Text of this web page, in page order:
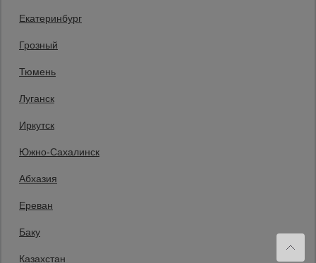
Екатеринбург
Грозный
Тюмень
Луганск
Иркутск
Южно-Сахалинск
Абхазия
Ереван
Баку
Казахстан
+7 (812) 209-69-00
Заказать звонок
Пн-Пт: с 9:00 до 18:00
Принимаем к оплате
Все права защищены и охраняются законом. © 2008-2026 ООО
«Промышленник» Продажа строительных конструкций и другого
данных и пользовательского соглашения каждый раз, когда оставляете
свои данные в любой форме обратной связи на сайте prom23.ru и его